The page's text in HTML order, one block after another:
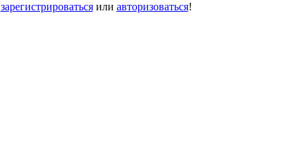
зарегистрироватьсяили авторизоваться!